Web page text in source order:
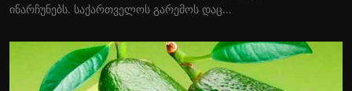
ინარჩუნებს. საქართველოს გარემოს დაც...